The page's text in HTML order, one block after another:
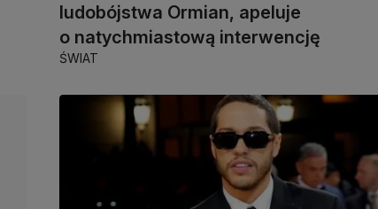
ludobójstwa Ormian, apeluje
o natychmiastową interwencję
ŚWIAT